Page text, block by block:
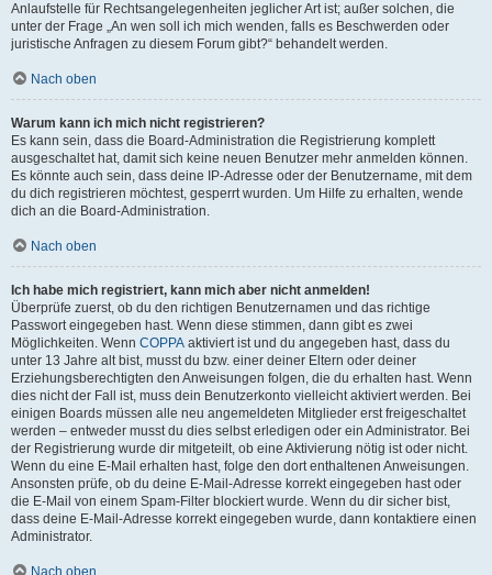
Anlaufstelle für Rechtsangelegenheiten jeglicher Art ist; außer solchen, die
unter der Frage „An wen soll ich mich wenden, falls es Beschwerden oder
juristische Anfragen zu diesem Forum gibt?“ behandelt werden.
Nach oben
Warum kann ich mich nicht registrieren?
Es kann sein, dass die Board-Administration die Registrierung komplett
ausgeschaltet hat, damit sich keine neuen Benutzer mehr anmelden können.
Es könnte auch sein, dass deine IP-Adresse oder der Benutzername, mit dem
du dich registrieren möchtest, gesperrt wurden. Um Hilfe zu erhalten, wende
dich an die Board-Administration.
Nach oben
Ich habe mich registriert, kann mich aber nicht anmelden!
Überprüfe zuerst, ob du den richtigen Benutzernamen und das richtige
Passwort eingegeben hast. Wenn diese stimmen, dann gibt es zwei
Möglichkeiten. Wenn COPPA aktiviert ist und du angegeben hast, dass du
unter 13 Jahre alt bist, musst du bzw. einer deiner Eltern oder deiner
Erziehungsberechtigten den Anweisungen folgen, die du erhalten hast. Wenn
dies nicht der Fall ist, muss dein Benutzerkonto vielleicht aktiviert werden. Bei
einigen Boards müssen alle neu angemeldeten Mitglieder erst freigeschaltet
werden – entweder musst du dies selbst erledigen oder ein Administrator. Bei
der Registrierung wurde dir mitgeteilt, ob eine Aktivierung nötig ist oder nicht.
Wenn du eine E-Mail erhalten hast, folge den dort enthaltenen Anweisungen.
Ansonsten prüfe, ob du deine E-Mail-Adresse korrekt eingegeben hast oder
die E-Mail von einem Spam-Filter blockiert wurde. Wenn du dir sicher bist,
dass deine E-Mail-Adresse korrekt eingegeben wurde, dann kontaktiere einen
Administrator.
Nach oben